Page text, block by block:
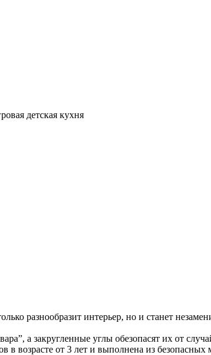
детская кухня
разнообразит интерьер, но и станет
а закругленные углы обезопасят их от
возрасте от 3 лет и выполнена из безопасных